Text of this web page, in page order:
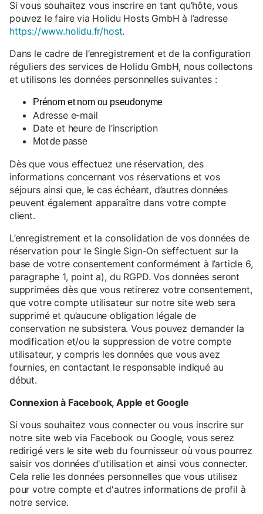
Si vous souhaitez vous inscrire en tant qu’hôte, vous
pouvez le faire via Holidu Hosts GmbH à l’adresse
https://www.holidu.fr/host.
Dans le cadre de l’enregistrement et de la configuration
réguliers des services de Holidu GmbH, nous collectons
et utilisons les données personnelles suivantes :
Prénom et nom ou pseudonyme
Adresse e-mail
Date et heure de l’inscription
Mot de passe
Dès que vous effectuez une réservation, des
informations concernant vos réservations et vos
séjours ainsi que, le cas échéant, d’autres données
peuvent également apparaître dans votre compte
client.
L’enregistrement et la consolidation de vos données de
réservation pour le Single Sign-On s’effectuent sur la
base de votre consentement conformément à l’article 6,
paragraphe 1, point a), du RGPD. Vos données seront
supprimées dès que vous retirerez votre consentement,
que votre compte utilisateur sur notre site web sera
supprimé et qu’aucune obligation légale de
conservation ne subsistera. Vous pouvez demander la
modification et/ou la suppression de votre compte
utilisateur, y compris les données que vous avez
fournies, en contactant le responsable indiqué au
début.
Connexion à Facebook, Apple et Google
Si vous souhaitez vous connecter ou vous inscrire sur
notre site web via Facebook ou Google, vous serez
redirigé vers le site web du fournisseur où vous pourrez
saisir vos données d'utilisation et ainsi vous connecter.
Cela relie les données personnelles que vous utilisez
pour votre compte et d'autres informations de profil à
notre service.